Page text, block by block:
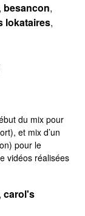
, besancon,
lokataires,
du mix pour
et mix d’un
pour le
vidéos réalisées
, carol's